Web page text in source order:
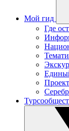
Мой гид
Где